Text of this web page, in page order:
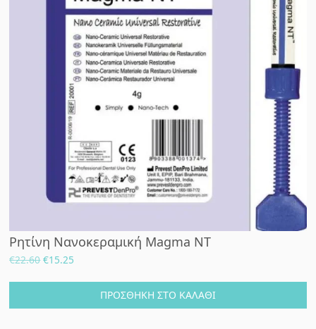
Ρητίνη Νανοκεραμική Magma NT
€22.60Original
€15.25
ΠΡΟΣΘΉΚΗ ΣΤΟ ΚΑΛΆΘΙ